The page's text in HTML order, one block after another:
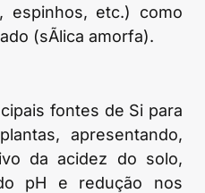
espinhos, etc.) como
(sÃ­lica amorfa).
fontes de Si para
apresentando,
da acidez do solo,
pH e redução nos